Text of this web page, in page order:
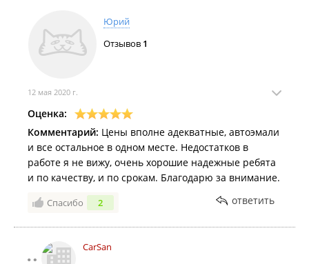
Юрий
Отзывов 1
12 мая 2020 г.
Оценка:
Комментарий: Цены вполне адекватные, автоэмали
и все остальное в одном месте. Недостатков в
работе я не вижу, очень хорошие надежные ребята
и по качеству, и по срокам. Благодарю за внимание.
Спасибо 2 ответить
CarSan